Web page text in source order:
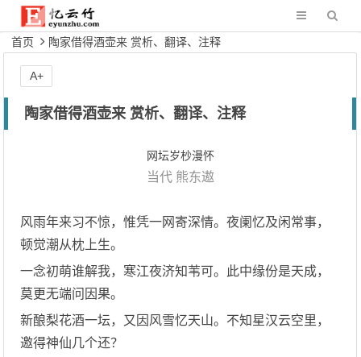
首页 陶家借得酒壶来 赏析、翻译、注释
陶家借得酒壶来 赏析、翻译、注释
网坛岁杪漫怀
当代 熊东遨
风雨年来习不惊，惟凭一网寄深情。夜阑忆及闲常事，
顿觉潮从枕上生。
一念初萌谁解我，寒江夜济知苇可。此中缘份是天成，
莫更无端问因果。
新酿梨花酒一坛，又因风雪忆天山。不知星汉云空里，
邀得神仙几个还？
A+